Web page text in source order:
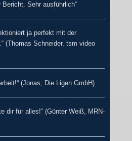
Bericht. Sehr ausführlich“
ja perfekt mit der
(Thomas Schneider, tsm video
(Jonas, Die Ligen GmbH)
dir für alles!“ (Günter Weiß, MRN-